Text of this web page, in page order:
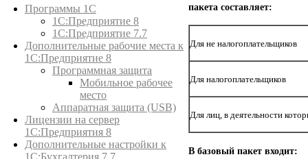
Программы 1С
1С:Предприятие 8
1С:Предприятие 7.7
Дополнительные рабочие места к
1С:Предприятие 8
Программная защита
Мобильное рабочее
место
Аппаратная защита (USB)
Лицензии на сервер
1С:Предприятия 8
Дополнительные настройки к
1С:Бухгалтерия 7.7
пакета составляет:
Для не налогоплательщиков
Для налогоплательщиков
Для лиц, в деятельности
В базовый пакет входит: